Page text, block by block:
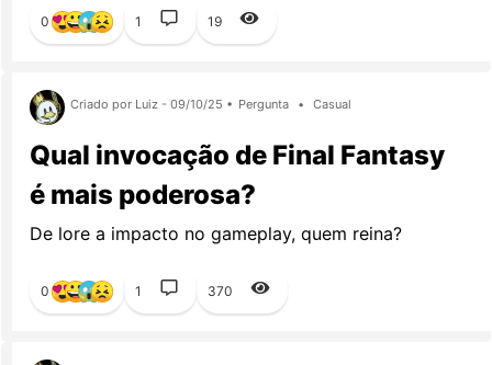
0 1 19
Criado por Luiz - 09/10/25 • Pergunta • Casual
Qual invocação de Final Fantasy
é mais poderosa?
De lore a impacto no gameplay, quem reina?
0 1 370